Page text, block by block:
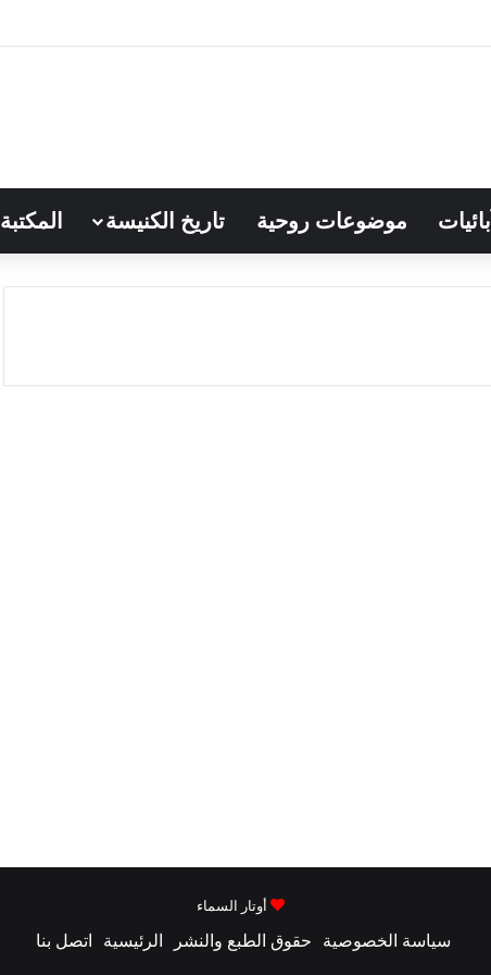
آبائيات موضوعات روحية تاريخ الكنيسة المكتبة
أوتار السماء
سياسة الخصوصية حقوق الطبع والنشر الرئيسية اتصل بنا